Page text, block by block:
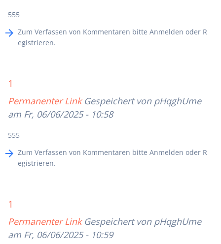
555
Zum Verfassen von Kommentaren bitte Anmelden oder R
egistrieren.
1
Permanenter Link Gespeichert von pHqghUme
am Fr, 06/06/2025 - 10:58
555
Zum Verfassen von Kommentaren bitte Anmelden oder R
egistrieren.
1
Permanenter Link Gespeichert von pHqghUme
am Fr, 06/06/2025 - 10:59